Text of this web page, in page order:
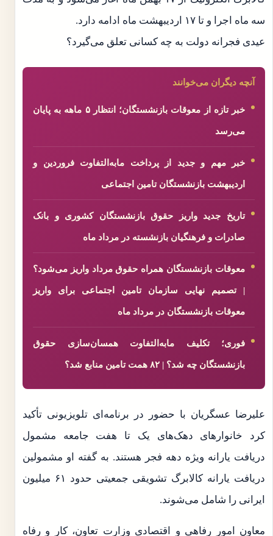
سه ماه اجرا و تا ۱۷ اردیبهشت ماه ادامه دارد.
عیدی فجرانه دولت به چه کسانی تعلق می‌گیرد؟
آنچه دیگران می‌خوانند
خبر تازه از معوقات بازنشستگان؛ انتظار ۵ ماهه به پایان
می‌رسد
خبر مهم و جدید از پرداخت مابه‌التفاوت فروردین و
اردیبهشت بازنشستگان تامین اجتماعی
تاریخ جدید واریز حقوق بازنشستگان کشوری و بانک
صادرات و فرهنگیان بازنشسته در مرداد ماه
معوقات بازنشستگان همراه حقوق مرداد واریز می‌شود؟
| تصمیم نهایی سازمان تامین اجتماعی برای واریز
معوقات بازنشستگان در مرداد ماه
فوری؛ تکلیف مابه‌التفاوت همسان‌سازی حقوق
بازنشستگان چه شد؟ | ۸۲ همت تامین منابع شد؟
علیرضا عسگریان با حضور در برنامه‌ای تلویزیونی تأکید
کرد خانوارهای دهک‌های یک تا هفت جامعه مشمول
دریافت یارانه ویژه دهه فجر هستند. به گفته او مشمولین
دریافت یارانه کالابرگ تشویقی جمعیتی حدود ۶۱ میلیون
ایرانی را شامل می‌شوند.
معاون امور رفاهی و اقتصادی وزارت تعاون، کار و رفاه